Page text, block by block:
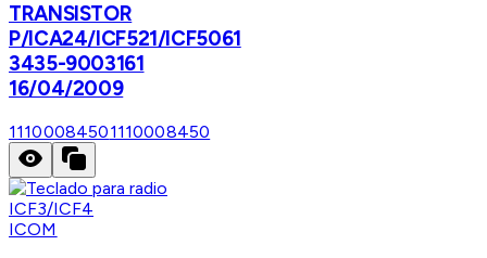
TRANSISTOR
P/ICA24/ICF521/ICF5061
3435-9003161
16/04/2009
11100084501110008450
ICOM